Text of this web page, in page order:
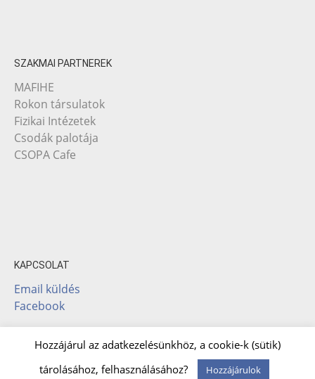
SZAKMAI PARTNEREK
MAFIHE
Rokon társulatok
Fizikai Intézetek
Csodák palotája
CSOPA Cafe
KAPCSOLAT
Email küldés
Facebook
Hozzájárul az adatkezelésünkhöz, a cookie-k (sütik)
tárolásához, felhasználásához?
Hozzájárulok